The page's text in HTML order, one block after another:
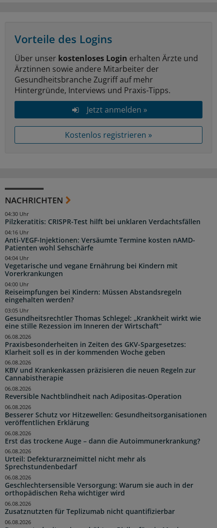
Vorteile des Logins
Über unser kostenloses Login erhalten Ärzte und
Ärztinnen sowie andere Mitarbeiter der
Gesundheitsbranche Zugriff auf mehr
Hintergründe, Interviews und Praxis-Tipps.
Jetzt anmelden »
Kostenlos registrieren »
NACHRICHTEN
Pilzkeratitis: CRISPR-Test hilft bei unklaren Verdachtsfällen
04:30 Uhr
Anti-VEGF-Injektionen: Versäumte Termine kosten nAMD-
Patienten wohl Sehschärfe
04:16 Uhr
Vegetarische und vegane Ernährung bei Kindern mit
Vorerkrankungen
04:04 Uhr
Reiseimpfungen bei Kindern: Müssen Abstandsregeln
eingehalten werden?
04:00 Uhr
Gesundheitsrechtler Thomas Schlegel: „Krankheit wirkt wie
eine stille Rezession im Inneren der Wirtschaft“
03:05 Uhr
Praxisbesonderheiten in Zeiten des GKV-Spargesetzes:
Klarheit soll es in der kommenden Woche geben
06.08.2026
KBV und Krankenkassen präzisieren die neuen Regeln zur
Cannabistherapie
06.08.2026
Reversible Nachtblindheit nach Adipositas-Operation
06.08.2026
Besserer Schutz vor Hitzewellen: Gesundheitsorganisationen
veröffentlichen Erklärung
06.08.2026
Erst das trockene Auge – dann die Autoimmunerkrankung?
06.08.2026
Urteil: Defekturarzneimittel nicht mehr als
Sprechstundenbedarf
06.08.2026
Geschlechtersensible Versorgung: Warum sie auch in der
orthopädischen Reha wichtiger wird
06.08.2026
Zusatznutzten für Teplizumab nicht quantifizierbar
06.08.2026
06.08.2026